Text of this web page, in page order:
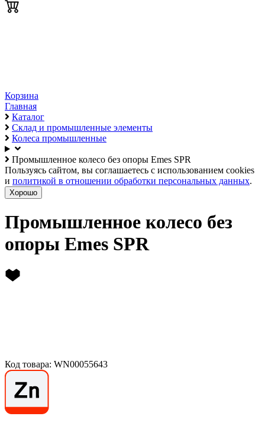
Корзина
Главная
Каталог
Склад и промышленные элементы
Колеса промышленные
Промышленное колесо без опоры Emes SPR
Пользуясь сайтом, вы соглашаетесь с использованием cookies
и политикой в отношении обработки персональных данных.
Хорошо
Промышленное колесо без
опоры Emes SPR
Код товара: WN00055643